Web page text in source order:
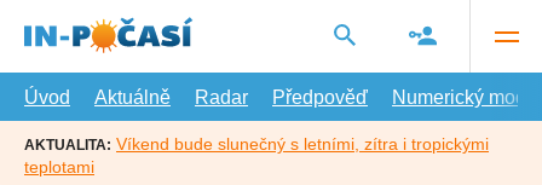
hlavní
Úvod
Aktuálně Radar Předpověď Numerický model
AKTUALITA: Víkend bude slunečný s letními, zítra i tropickými
teplotami